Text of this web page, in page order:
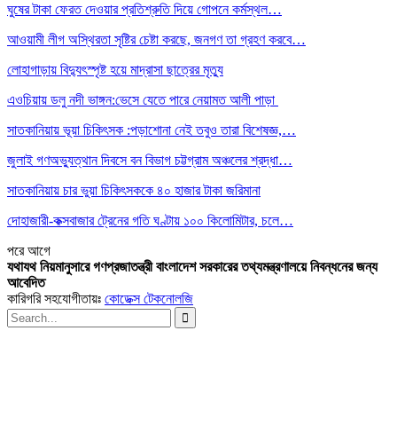
ঘুষের টাকা ফেরত দেওয়ার প্রতিশ্রুতি দিয়ে গোপনে কর্মস্থল…
আওয়ামী লীগ অস্থিরতা সৃষ্টির চেষ্টা করছে, জনগণ তা গ্রহণ করবে…
লোহাগাড়ায় বিদ্যুৎস্পৃষ্ট হয়ে মাদ্রাসা ছাত্রের মৃত্যু
এওচিয়ায় ডলু নদী ভাঙ্গন:ভেসে যেতে পারে নেয়ামত আলী পাড়া
সাতকানিয়ায় ভূয়া চিকিৎসক :পড়াশোনা নেই তবুও তারা বিশেষজ্ঞ,…
জুলাই গণঅভ্যুত্থান দিবসে বন বিভাগ চট্টগ্রাম অঞ্চলের শ্রদ্ধা…
সাতকানিয়ায় চার ভুয়া চিকিৎসককে ৪০ হাজার টাকা জরিমানা
দোহাজারী-কক্সবাজার ট্রেনের গতি ঘণ্টায় ১০০ কিলোমিটার, চলে…
পরেআগে
যথাযথ নিয়মানুসারে গণপ্রজাতন্ত্রী বাংলাদেশ সরকারের তথ্যমন্ত্রণালয়ে নিবন্ধনের জন্য
আবেদিত
কারিগরি সহযোগীতায়ঃ কোডেক্স টেকনোলজি